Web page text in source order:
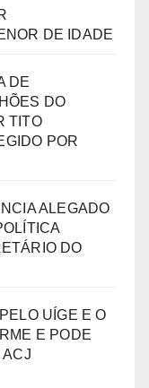
DE IDADE
DE
DO
TITO
POR
ALEGADO
DO
UÍGE E O
E PODE
ACJ